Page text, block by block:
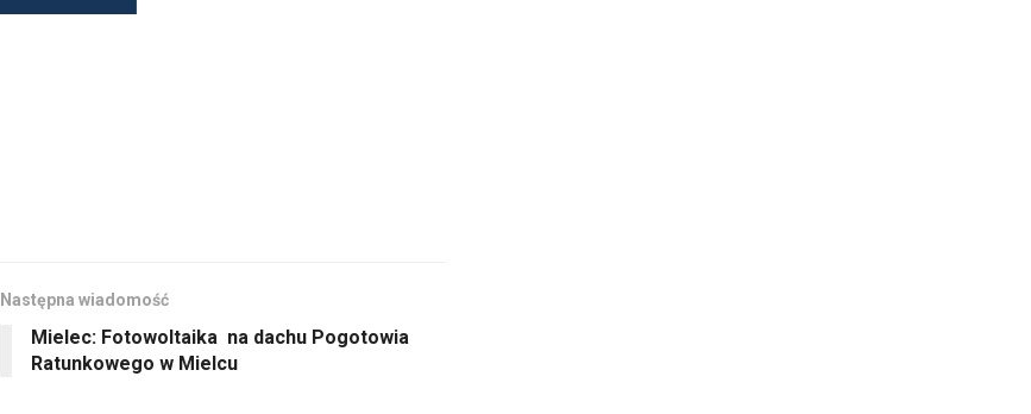
Następna wiadomość
Mielec: Fotowoltaika na dachu Pogotowia
Ratunkowego w Mielcu